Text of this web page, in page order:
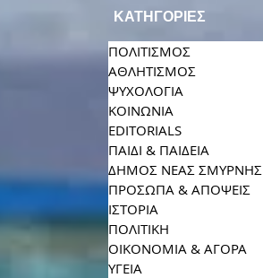
ΚΑΤΗΓΟΡΙΕΣ
ΠΟΛΙΤΙΣΜΟΣ
ΑΘΛΗΤΙΣΜΟΣ
ΨΥΧΟΛΟΓΙΑ
ΚΟΙΝΩΝΙΑ
EDITORIALS
ΠΑΙΔΙ & ΠΑΙΔΕΙΑ
ΔΗΜΟΣ ΝΕΑΣ ΣΜΥΡΝΗΣ
ΠΡΟΣΩΠΑ & ΑΠΟΨΕΙΣ
ΙΣΤΟΡΙΑ
ΠΟΛΙΤΙΚΗ
ΟΙΚΟΝΟΜΙΑ & ΑΓΟΡΑ
ΥΓΕΙΑ